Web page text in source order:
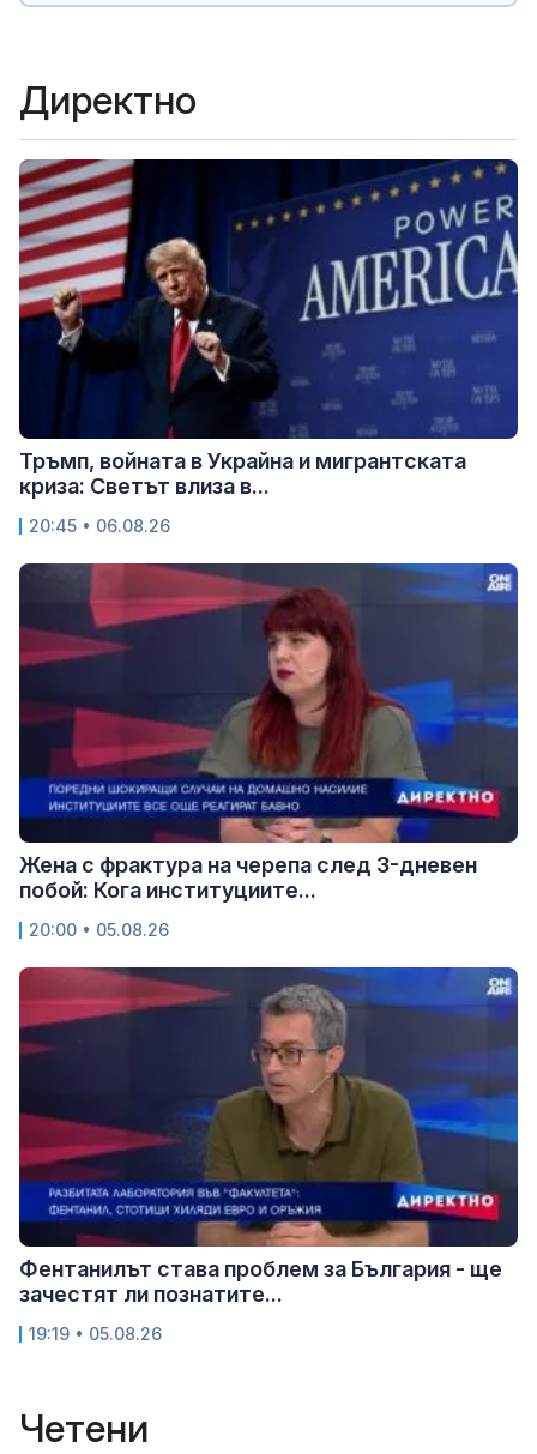
Директно
Тръмп, войната в Украйна и мигрантската
криза: Светът влиза в...
20:45 • 06.08.26
Жена с фрактура на черепа след 3-дневен
побой: Кога институциите...
20:00 • 05.08.26
Фентанилът става проблем за България - ще
зачестят ли познатите...
19:19 • 05.08.26
Четени